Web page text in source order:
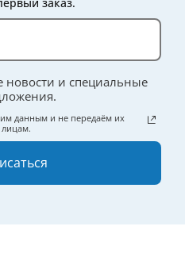
новости и специальные
данным и не передаём их
лицам.